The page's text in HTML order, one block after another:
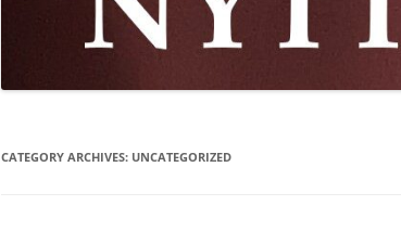
CATEGORY ARCHIVES: UNCATEGORIZED